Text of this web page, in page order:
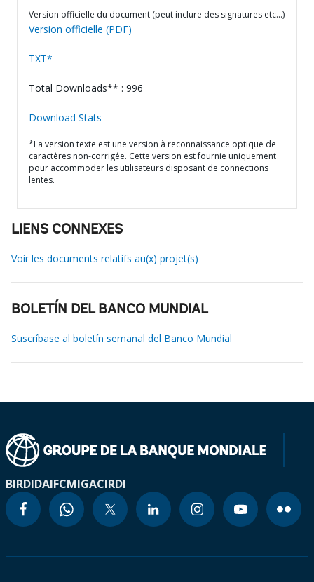
Version officielle du document (peut inclure des signatures etc…)
Version officielle (PDF)
TXT*
Total Downloads** : 996
Download Stats
*La version texte est une version à reconnaissance optique de
caractères non-corrigée. Cette version est fournie uniquement
pour accommoder les utilisateurs disposant de connections
lentes.
LIENS CONNEXES
Voir les documents relatifs au(x) projet(s)
BOLETÍN DEL BANCO MUNDIAL
Suscríbase al boletín semanal del Banco Mundial
BIRDIDAIFCMIGACIRDI